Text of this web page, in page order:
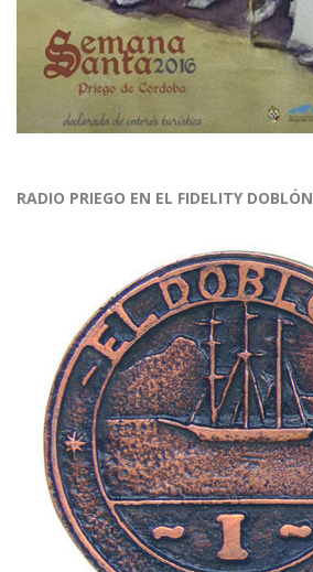
RADIO PRIEGO EN EL FIDELITY DOBLÓN